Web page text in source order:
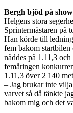
Bergh bjöd på show
Helgens stora
Sprintermästaren på
Han körde till
fem bakom
nåddes på 1.11,3
femåringen
1.11,3 över 2 140
– Jag brukar inte
varvet så då tänkte
bakom mig och det